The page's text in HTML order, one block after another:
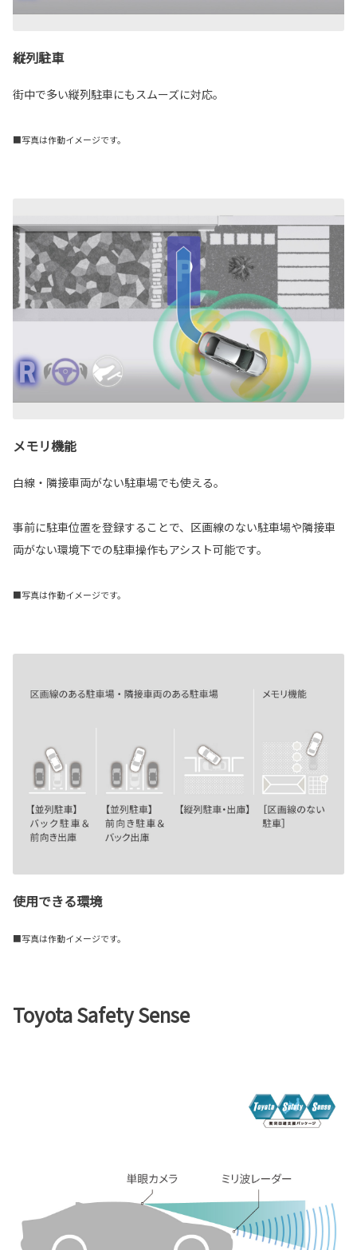
縦列駐車
街中で多い縦列駐車にもスムーズに対応。
■写真は作動イメージです。
メモリ機能
白線・隣接車両がない駐車場でも使える。
事前に駐車位置を登録することで、区画線のない駐車場や隣接車
両がない環境下での駐車操作もアシスト可能です。
■写真は作動イメージです。
使用できる環境
■写真は作動イメージです。
Toyota Safety Sense